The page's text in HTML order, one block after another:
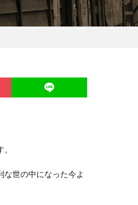
な世の中になった今よ